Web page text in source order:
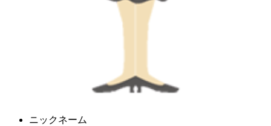
ニックネーム